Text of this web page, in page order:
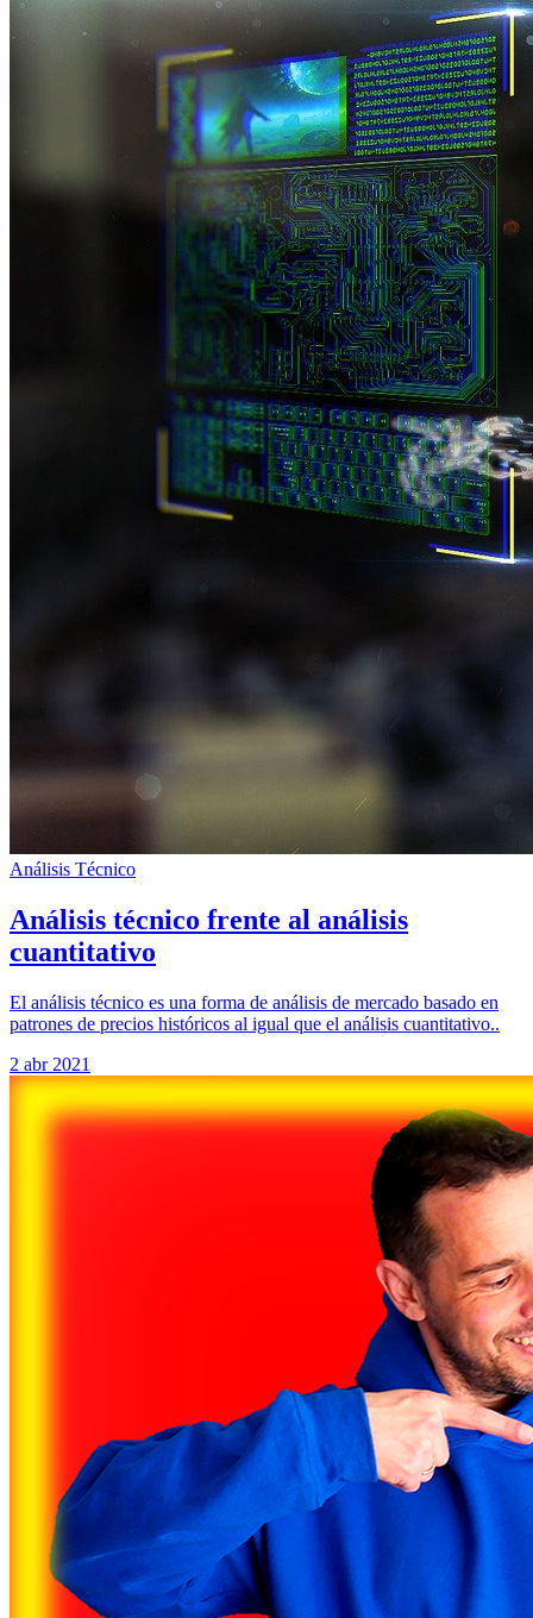
Análisis Técnico
Análisis técnico frente al análisis
cuantitativo
El análisis técnico es una forma de análisis de mercado basado en
patrones de precios históricos al igual que el análisis cuantitativo..
2 abr 2021